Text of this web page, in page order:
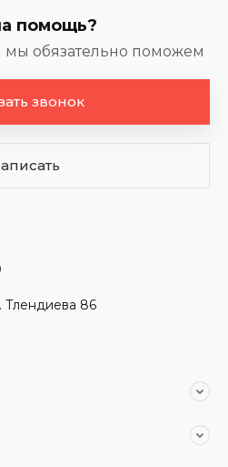
помощь?
мы обязательно поможем
звонок
Тлендиева 86